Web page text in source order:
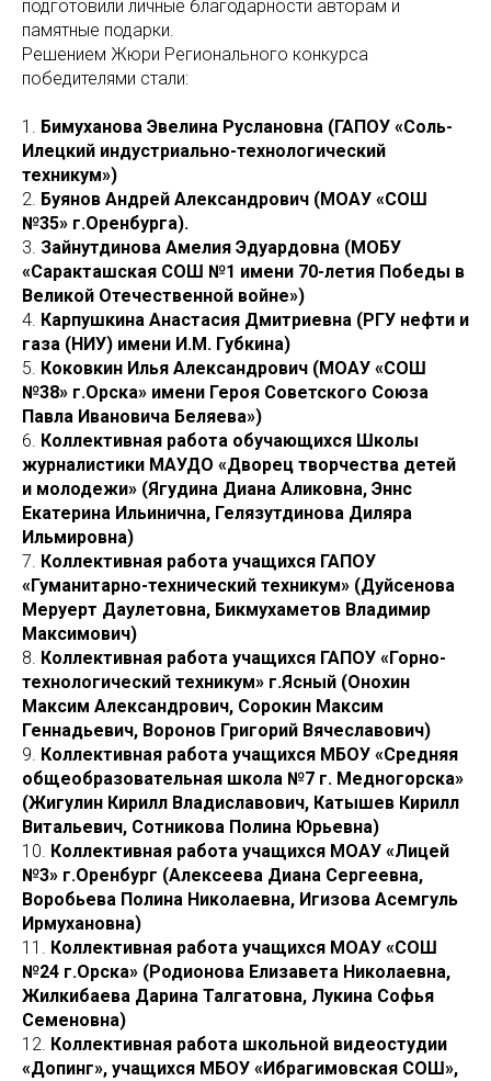
подготовили личные благодарности авторам и
памятные подарки.
Решением Жюри Регионального конкурса
победителями стали:
1. Бимуханова Эвелина Руслановна (ГАПОУ «Соль-
Илецкий индустриально-технологический
техникум»)
2. Буянов Андрей Александрович (МОАУ «СОШ
№35» г.Оренбурга).
3. Зайнутдинова Амелия Эдуардовна (МОБУ
«Саракташская СОШ №1 имени 70-летия Победы в
Великой Отечественной войне»)
4. Карпушкина Анастасия Дмитриевна (РГУ нефти и
газа (НИУ) имени И.М. Губкина)
5. Коковкин Илья Александрович (МОАУ «СОШ
№38» г.Орска» имени Героя Советского Союза
Павла Ивановича Беляева»)
6. Коллективная работа обучающихся Школы
журналистики МАУДО «Дворец творчества детей
и молодежи» (Ягудина Диана Аликовна, Эннс
Екатерина Ильинична, Гелязутдинова Диляра
Ильмировна)
7. Коллективная работа учащихся ГАПОУ
«Гуманитарно-технический техникум» (Дуйсенова
Меруерт Даулетовна, Бикмухаметов Владимир
Максимович)
8. Коллективная работа учащихся ГАПОУ «Горно-
технологический техникум» г.Ясный (Онохин
Максим Александрович, Сорокин Максим
Геннадьевич, Воронов Григорий Вячеславович)
9. Коллективная работа учащихся МБОУ «Средняя
общеобразовательная школа №7 г. Медногорска»
(Жигулин Кирилл Владиславович, Катышев Кирилл
Витальевич, Сотникова Полина Юрьевна)
10. Коллективная работа учащихся МОАУ «Лицей
№3» г.Оренбург (Алексеева Диана Сергеевна,
Воробьева Полина Николаевна, Игизова Асемгуль
Ирмухановна)
11. Коллективная работа учащихся МОАУ «СОШ
№24 г.Орска» (Родионова Елизавета Николаевна,
Жилкибаева Дарина Талгатовна, Лукина Софья
Семеновна)
12. Коллективная работа школьной видеостудии
«Допинг», учащихся МБОУ «Ибрагимовская СОШ»,